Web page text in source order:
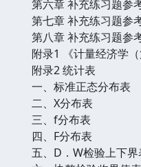
第六章 补充练习题参
第七章 补充练习题参
第八章 补充练习题参
附录1 《计量经济学
附录2 统计表
一、标准正态分布表
二、X分布表
三、f分布表
四、F分布表
五、D．W检验上下界